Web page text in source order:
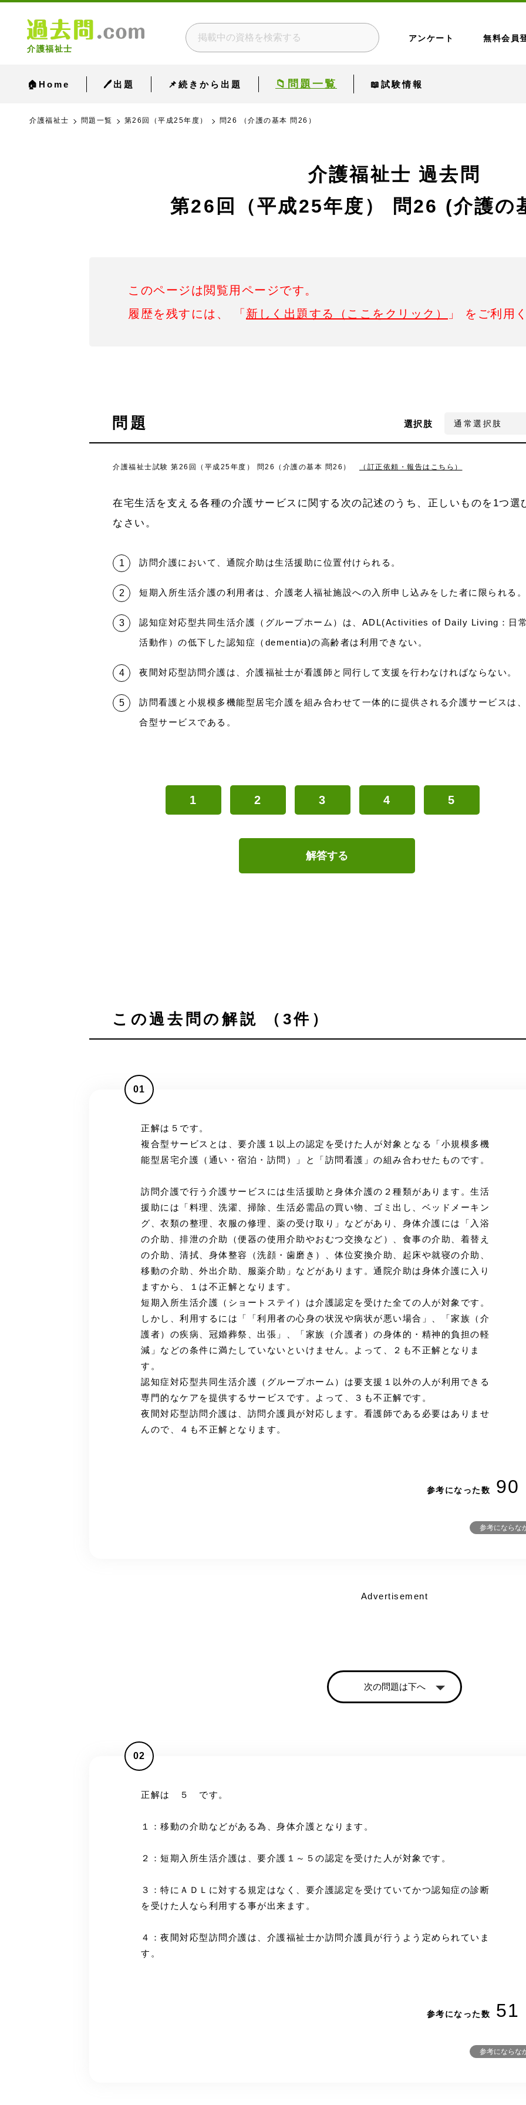
介護福祉士
アンケート 無料会員
🏠Home 🖊出題 📌続きから出題 📁問題一覧 📖試験情報
介護福祉士 問題一覧 第26回（平成25年度） 問26 （介護の基本 問26）
介護福祉士 過去問
第26回（平成25年度）
問26 (介護の
このページは閲覧用ページです。
履歴を残すには、 「 新しく出題する（ここをクリック） 」 をご利用
問題 選択肢
介護福祉士試験 第26回（平成25年度） 問26（介護の基本 問26） （訂正依頼・報告はこちら）
在宅生活を支える各種の介護サービスに関する次の記述のうち、正しいものを1つ選
なさい。
訪問介護において、通院介助は生活援助に位置付けられる。
短期入所生活介護の利用者は、介護老人福祉施設への入所申し込みをした者に限られる。
認知症対応型共同生活介護（グループホーム）は、ADL(Activities of Daily Living：日
活動作）の低下した認知症（dementia)の高齢者は利用できない。
夜間対応型訪問介護は、介護福祉士が看護師と同行して支援を行わなければならない。
訪問看護と小規模多機能型居宅介護を組み合わせて一体的に提供される介護サービスは
合型サービスである。
1 2 3 4 5
解答する
この過去問の解説 （3件）
01
正解は５です。
複合型サービスとは、要介護１以上の認定を受けた人が対象となる「小規模多機
能型居宅介護（通い・宿泊・訪問）」と「訪問看護」の組み合わせたものです。
訪問介護で行う介護サービスには生活援助と身体介護の２種類があります。生活
援助には「料理、洗濯、掃除、生活必需品の買い物、ゴミ出し、ベッドメーキン
グ、衣類の整理、衣服の修理、薬の受け取り」などがあり、身体介護には「入浴
の介助、排泄の介助（便器の使用介助やおむつ交換など）、食事の介助、着替え
の介助、清拭、身体整容（洗顔・歯磨き）、体位変換介助、起床や就寝の介助、
移動の介助、外出介助、服薬介助」などがあります。通院介助は身体介護に入り
ますから、１は不正解となります。
短期入所生活介護（ショートステイ）は介護認定を受けた全ての人が対象です。
しかし、利用するには「「利用者の心身の状況や病状が悪い場合」、「家族（介
護者）の疾病、冠婚葬祭、出張」、「家族（介護者）の身体的・精神的負担の軽
減」などの条件に満たしていないといけません。よって、２も不正解となりま
す。
認知症対応型共同生活介護（グループホーム）は要支援１以外の人が利用できる
専門的なケアを提供するサービスです。よって、３も不正解です。
夜間対応型訪問介護は、訪問介護員が対応します。看護師である必要はありませ
んので、４も不正解となります。
参考になった数 90
参考にならな
Advertisement
次の問題は下へ
02
正解は ５ です。
１：移動の介助などがある為、身体介護となります。
２：短期入所生活介護は、要介護１～５の認定を受けた人が対象です。
３：特にＡＤＬに対する規定はなく、要介護認定を受けていてかつ認知症の診断
を受けた人なら利用する事が出来ます。
４：夜間対応型訪問介護は、介護福祉士か訪問介護員が行うよう定められていま
す。
参考になった数 51
参考にならな